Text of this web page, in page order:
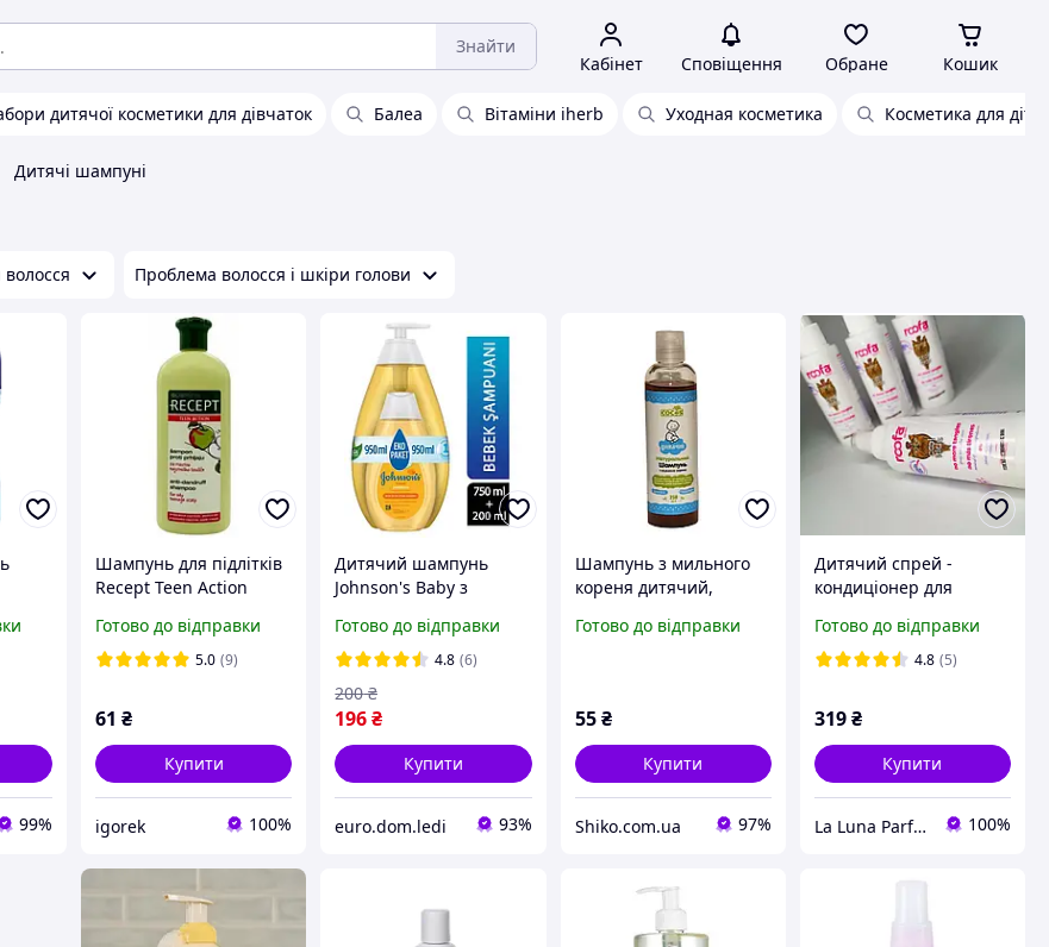
Знайти
Кабінет Сповіщення Обране Кошик
дитячої косметики для дівчаток Балеа Вітаміни iherb Уходная косметика Косметика для
Дитячі шампуні
Проблема волосся і шкіри голови
99%
Шампунь для підлітків
Recept Teen Action
Готово до відправки
5.0 (9)
61 ₴
Купити
igorek 100%
Дитячий шампунь
Johnson's Baby з
+дитячий шампунь
Johnson's Baby 200 мл
3574661531748
Готово до відправки
4.8 (6)
196₴
200 ₴
Купити
euro.dom.ledi 93%
Шампунь з мильного
кореня дитячий,
волосс, Дитячий
дитячий шампунь, ТМ
Cocos
Готово до відправки
55 ₴
Купити
Shiko.com.ua 97%
Дитячий спрей -
кондиціонер для
волосся Roofa No More
Tangles 100мл з
Готово до відправки
4.8 (5)
319₴
Купити
La Luna Parfume 100%